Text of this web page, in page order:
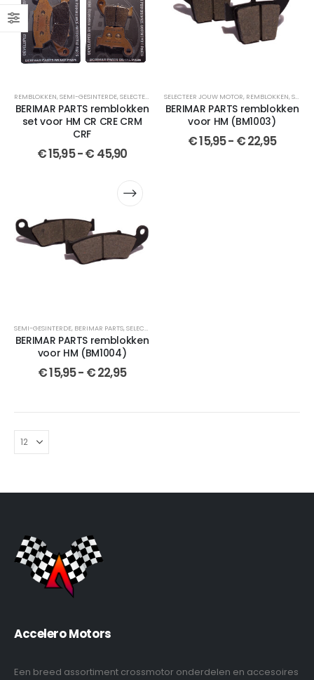
REMBLOKKEN,SEMI-GESINTERDE,SELECTEER JOUW MOTOR ,SET,BERIMAR PARTS,SET,
BERIMAR PARTS remblokken
set voor HM CR CRE CRM
CRF
€15,95-€ 45,90
SELECTEER JOUW MOTOR, REMBLOKKEN,SEMI-GESINTERDE
BERIMAR PARTS remblokken
voor HM (BM1003)
€15,95- €22,95
SEMI-GESINTERDE, BERIMAR PARTS,SELECTEER JOUW MOTOR
BERIMAR PARTS remblokken
voor HM (BM1004)
€15,95- €22,95
Accelero Motors
Een breed assortiment crossmotor onderdelen en accesoires